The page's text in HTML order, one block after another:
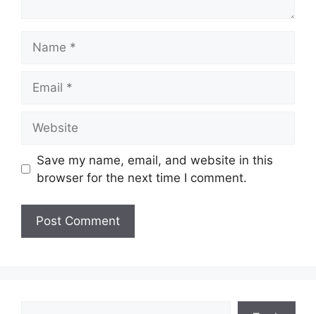
Save my name, email, and website in this
browser for the next time I comment.